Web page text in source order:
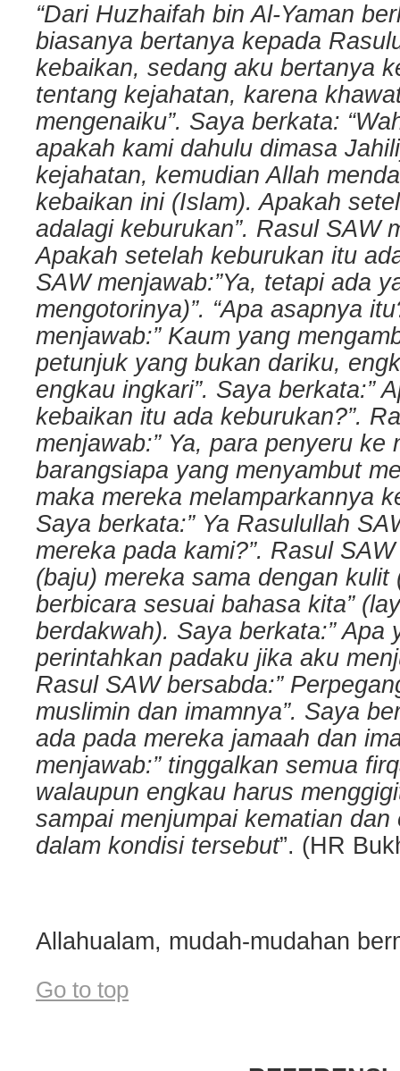
“Dari Huzhaifah bin Al-Yaman
biasanya bertanya kepada
kebaikan, sedang aku bertanya
tentang kejahatan, karena
mengenaiku”. Saya berkata:
apakah kami dahulu dimasa
kejahatan, kemudian Allah
kebaikan ini (Islam). Apakah
adalagi keburukan”. Rasul SAW
Apakah setelah keburukan itu
SAW menjawab:”Ya, tetapi ada
mengotorinya)”. “Apa asapnya
menjawab:” Kaum yang
petunjuk yang bukan dariku,
engkau ingkari”. Saya berkata:”
kebaikan itu ada keburukan?”.
menjawab:” Ya, para penyeru ke
barangsiapa yang menyambut
maka mereka melamparkannya
Saya berkata:” Ya Rasulullah
mereka pada kami?”. Rasul
(baju) mereka sama dengan kulit
berbicara sesuai bahasa kita”
berdakwah). Saya berkata:” Apa
perintahkan padaku jika aku
Rasul SAW bersabda:”
muslimin dan imamnya”. Saya
ada pada mereka jamaah dan
menjawab:” tinggalkan semua
walaupun engkau harus
sampai menjumpai kematian dan
dalam kondisi tersebut”. (HR
Allahualam, mudah-mudahan
Go to top